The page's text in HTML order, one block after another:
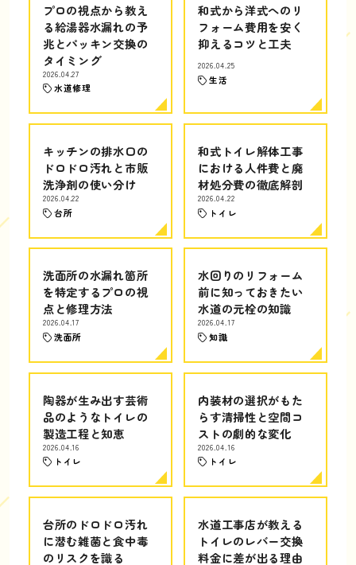
プロの視点から教え
る給湯器水漏れの予
兆とパッキン交換の
タイミング
2026.04.27
水道修理
和式から洋式へのリ
フォーム費用を安く
抑えるコツと工夫
2026.04.25
生活
キッチンの排水口の
ドロドロ汚れと市販
洗浄剤の使い分け
2026.04.22
台所
和式トイレ解体工事
における人件費と廃
材処分費の徹底解剖
2026.04.22
トイレ
洗面所の水漏れ箇所
を特定するプロの視
点と修理方法
2026.04.17
洗面所
水回りのリフォーム
前に知っておきたい
水道の元栓の知識
2026.04.17
知識
陶器が生み出す芸術
品のようなトイレの
製造工程と知恵
2026.04.16
トイレ
内装材の選択がもた
らす清掃性と空間コ
ストの劇的な変化
2026.04.16
トイレ
台所のドロドロ汚れ
に潜む雑菌と食中毒
のリスクを識る
水道工事店が教える
トイレのレバー交換
料金に差が出る理由